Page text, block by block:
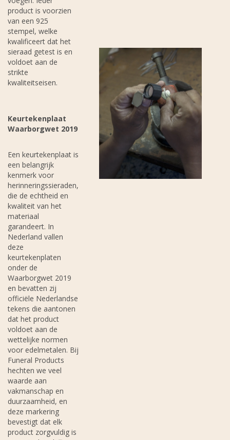
product is voorzien
van een 925
stempel, welke
kwalificeert dat het
sieraad getest is en
voldoet aan de
strikte
kwaliteitseisen.
Keurtekenplaat
Waarborgwet 2019
Een keurtekenplaat is
een belangrijk
kenmerk voor
herinneringssieraden,
die de echtheid en
kwaliteit van het
materiaal
garandeert. In
Nederland vallen
deze
keurtekenplaten
onder de
Waarborgwet 2019
en bevatten zij
officiële Nederlandse
tekens die aantonen
dat het product
voldoet aan de
wettelijke normen
voor edelmetalen. Bij
Funeral Products
hechten we veel
waarde aan
vakmanschap en
duurzaamheid, en
deze markering
bevestigt dat elk
product zorgvuldig is